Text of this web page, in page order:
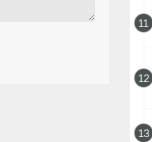
11
12
13